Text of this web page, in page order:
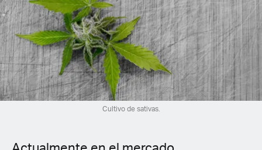
Spanish (Spain)
Spanish (Latin America)
German
French Cultivo de sativas.